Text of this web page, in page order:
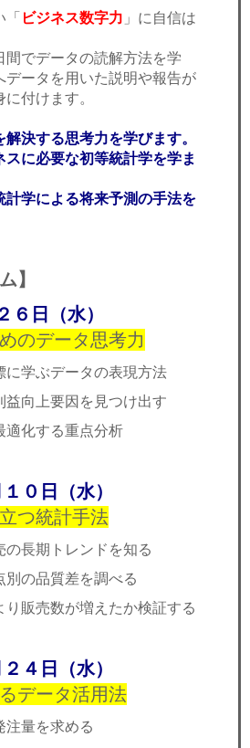
「 ビジネス数字力 」に自信は
間でデータの読解方法を学
データを用いた説明や報告が
付けます。
決する思考力を学びます。
スに必要な初等統計学を学ま
計学による将来予測の手法を
】
６日（水）
のデータ思考力
学ぶデータの表現方法
向上要因を見つけ出す
化する重点分析
０日（水）
つ統計手法
長期トレンドを知る
の品質差を調べる
販売数が増えたか検証する
４日（水）
データ活用法
量を求める